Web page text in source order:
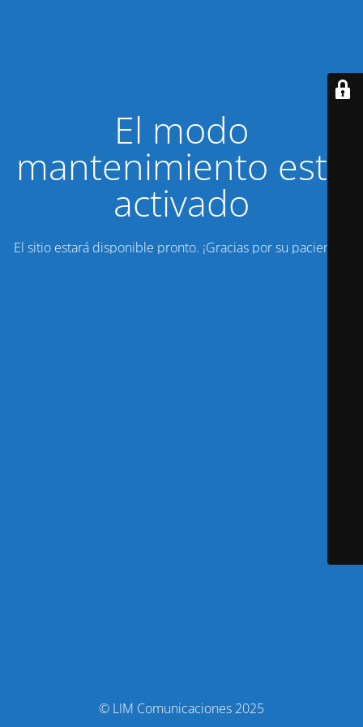
El modo
mantenimiento está
activado
El sitio estará disponible pronto. ¡Gracias por su paciencia!
© LIM Comunicaciones 2025